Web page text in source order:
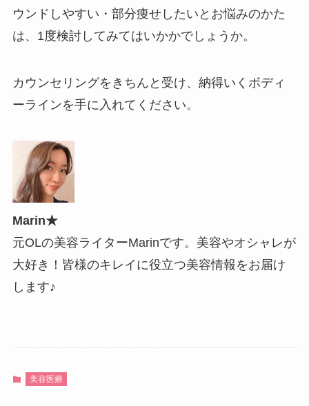
ウンドしやすい・部分痩せしたいとお悩みのかた
は、1度検討してみてはいかかでしょうか。
カウンセリングをきちんと受け、納得いくボディ
ーラインを手に入れてください。
Marin★
元OLの美容ライターMarinです。美容やオシャレが
大好き！皆様のキレイに役立つ美容情報をお届け
します♪
美容医療